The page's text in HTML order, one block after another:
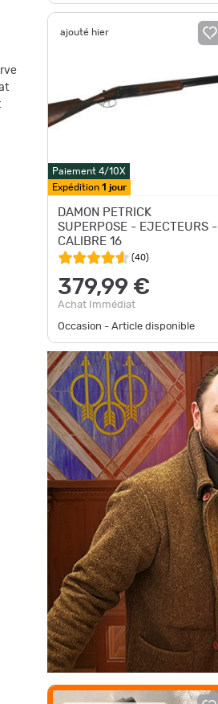
ajouté hier
Paiement 4/10X
Expédition 1 jour
DAMON PETRICK
SUPERPOSE - EJECTEURS -
CALIBRE 16
(40)
379,99 €
Achat Immédiat
Occasion - Article disponible